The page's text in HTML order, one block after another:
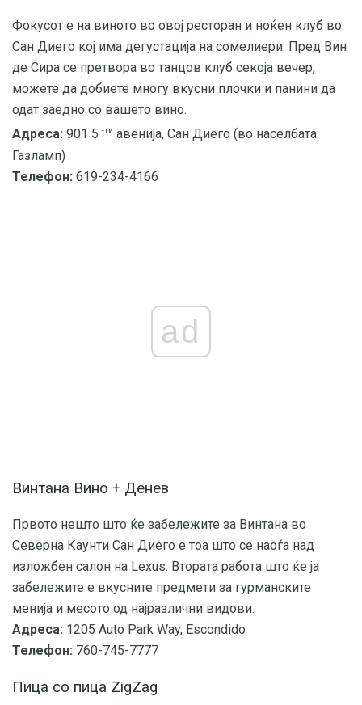
Фокусот е на виното во овој ресторан и ноќен клуб во
Сан Диего кој има дегустација на сомелиери. Пред Вин
де Сира се претвора во танцов клуб секоја вечер,
можете да добиете многу вкусни плочки и панини да
одат заедно со вашето вино.
Адреса: 901 5 -ти авенија, Сан Диего (во населбата
Газламп)
Телефон: 619-234-4166
ad
Винтана Вино + Денев
Првото нешто што ќе забележите за Винтана во
Северна Каунти Сан Диего е тоа што се наоѓа над
изложбен салон на Lexus. Втората работа што ќе ја
забележите е вкусните предмети за гурманските
менија и месото од најразлични видови.
Адреса: 1205 Auto Park Way, Escondido
Телефон: 760-745-7777
Пица со пица ZigZag